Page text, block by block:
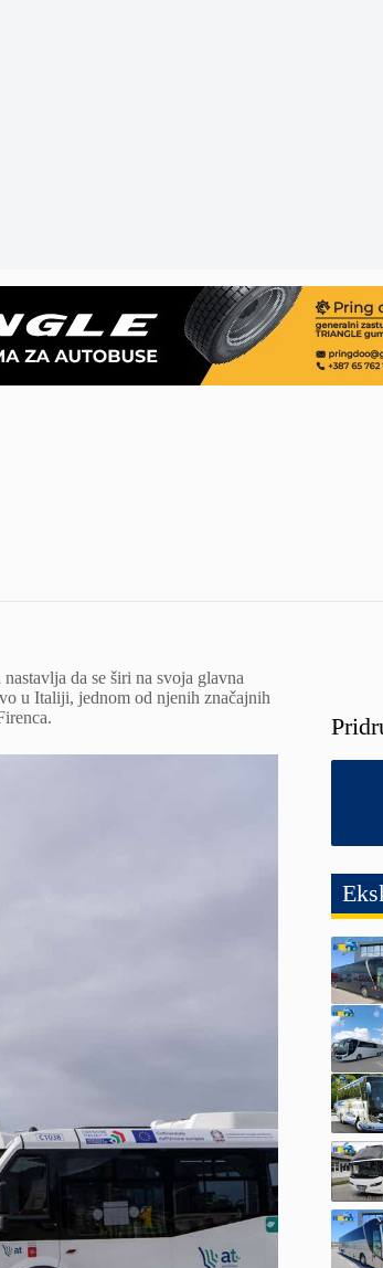
da se širi na svoja glavna
u Italiji, jednom od njenih značajnih